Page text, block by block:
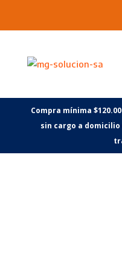
Compra mínima
sin cargo a domicilio